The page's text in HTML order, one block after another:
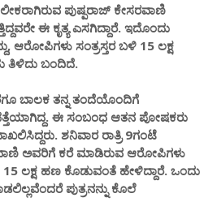
ಪುಷ್ಪರಾಜ್​ ಕೇಸರವಾಣಿ
ಈ ಕೃತ್ಯ ಎಸಗಿದ್ದಾರೆ. ಇದೊಂದು
ಆರೋಪಿಗಳು ಸಂತ್ರಸ್ತರ ಬಳಿ 15 ಲಕ್ಷ
ತಿಳಿದು ಬಂದಿದೆ.
ಬಾಲಕ ತನ್ನ ತಂದೆಯೊಂದಿಗೆ
ಈ ಸಂಬಂಧ ಆತನ ಪೋಷಕರು
ಶನಿವಾರ ರಾತ್ರಿ 9ಗಂಟೆ
ಅವರಿಗೆ ಕರೆ ಮಾಡಿರುವ ಆರೋಪಿಗಳು
15 ಲಕ್ಷ ಹಣ ಕೊಡುವಂತೆ ಹೇಳಿದ್ದಾರೆ. ಒಂದು
ಪುತ್ರನನ್ನು ಕೊಲೆ